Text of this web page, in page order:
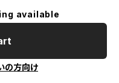
available
の方向け